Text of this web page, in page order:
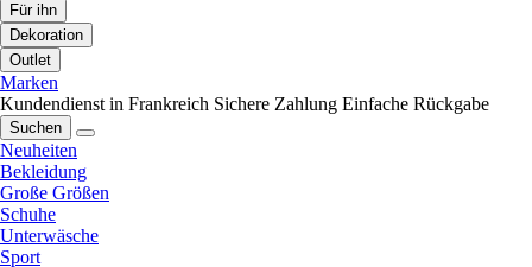
Für ihn
Dekoration
Outlet
Marken
Kundendienst in Frankreich Sichere Zahlung Einfache Rückgabe
Suchen
Neuheiten
Bekleidung
Große Größen
Schuhe
Unterwäsche
Sport